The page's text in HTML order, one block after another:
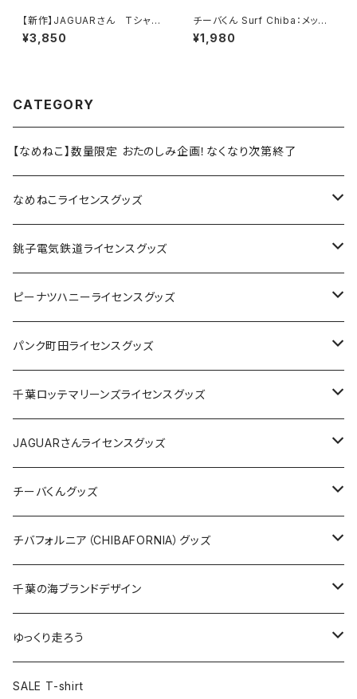
【新作】JAGUARさん Tシャツ
（HELLO JAGUAR）Black
¥3,850
チーバくん Surf Chiba：メッシ
ュキャップ（Aホワイト）
¥1,980
CATEGORY
【なめねこ】数量限定 おたのしみ企画！なくなり次第終了
なめねこライセンスグッズ
Tシャツ
キャップ
ステッカー
缶バッジ
ホテルキーホルダー
銚子電気鉄道ライセンスグッズ
ステッカー
缶バッジ
アクリルキーホルダー
ホテルキーホルダー
クリアファイル
Tシャツ
キャップ
トートバッグ
ランチバッグ
ピーナツハニーライセンスグッズ
Tシャツ
キャップ
バッグ
ステッカー
缶バッジ
キーホルダー
クリアファイル
パンク町田ライセンスグッズ
Tシャツ
キャップ
バッグ
ステッカー
缶バッジ
キーホルダー
クリアファイル
千葉ロッテマリーンズライセンスグッズ
ステッカー
ステッカー
ステッカー大
缶バッジ
缶バッジ32mm
缶バッジ54mm
エコバッグ
JAGUARさんコラボグッズ
Tシャツ
ステッカー
サコッシュ
ホテルキーホルダー
JAGUARさんライセンスグッズ
Tシャツ
ステッカー
缶バッジ
クリアファイル
マスク
チーバくんグッズ
Tシャツ
キャップ
エコバッグ
ステッカー
チバフォルニア（CHIBAFORNIA）グッズ
Tシャツ
キャップ
ステッカー
千葉の海ブランドデザイン
Tシャツ
キャップ
ゆっくり走ろう
Tシャツ
SALE T-shirt